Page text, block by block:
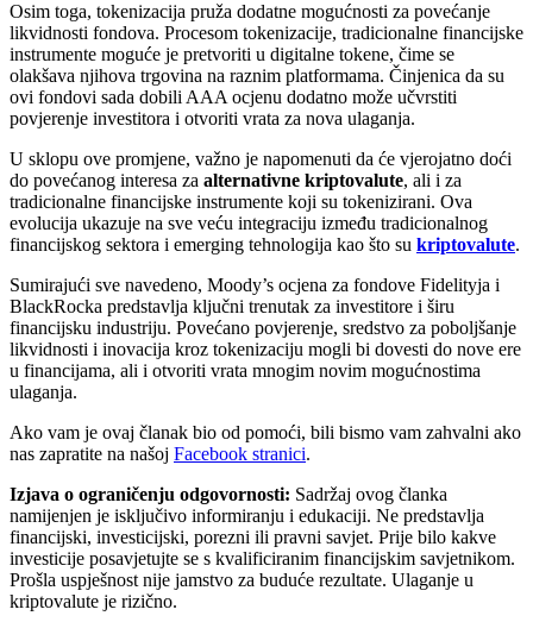
Osim toga, tokenizacija pruža dodatne mogućnosti za povećanje
likvidnosti fondova. Procesom tokenizacije, tradicionalne financijske
instrumente moguće je pretvoriti u digitalne tokene, čime se
olakšava njihova trgovina na raznim platformama. Činjenica da su
ovi fondovi sada dobili AAA ocjenu dodatno može učvrstiti
povjerenje investitora i otvoriti vrata za nova ulaganja.
U sklopu ove promjene, važno je napomenuti da će vjerojatno doći
do povećanog interesa za alternativne kriptovalute, ali i za
tradicionalne financijske instrumente koji su tokenizirani. Ova
evolucija ukazuje na sve veću integraciju između tradicionalnog
financijskog sektora i emerging tehnologija kao što su kriptovalute.
Sumirajući sve navedeno, Moody’s ocjena za fondove Fidelityja i
BlackRocka predstavlja ključni trenutak za investitore i širu
financijsku industriju. Povećano povjerenje, sredstvo za poboljšanje
likvidnosti i inovacija kroz tokenizaciju mogli bi dovesti do nove ere
u financijama, ali i otvoriti vrata mnogim novim mogućnostima
ulaganja.
Ako vam je ovaj članak bio od pomoći, bili bismo vam zahvalni ako
nas zapratite na našoj Facebook stranici.
Izjava o ograničenju odgovornosti: Sadržaj ovog članka
namijenjen je isključivo informiranju i edukaciji. Ne predstavlja
financijski, investicijski, porezni ili pravni savjet. Prije bilo kakve
investicije posavjetujte se s kvalificiranim financijskim savjetnikom.
Prošla uspješnost nije jamstvo za buduće rezultate. Ulaganje u
kriptovalute je rizično.